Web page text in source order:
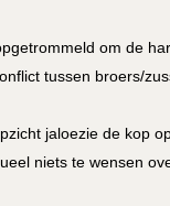
om de
tussen broers/
jaloezie de kop
niets te wensen